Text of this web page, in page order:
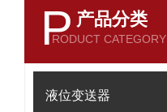
P 产品分类
RODUCT CATEGORY
液位变送器